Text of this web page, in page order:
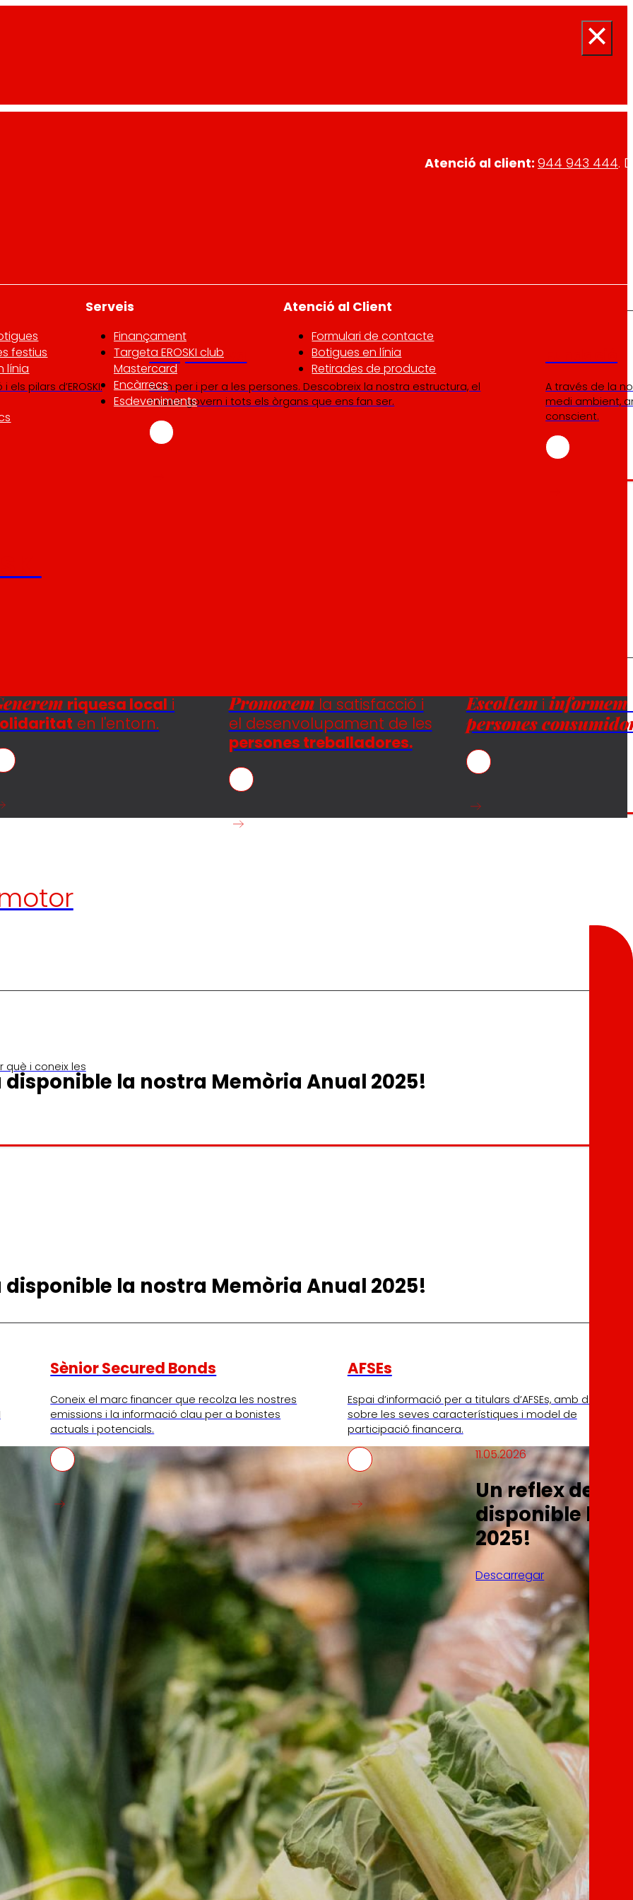
pilars d’EROSKI.
Cooperativa
Som per i per a les persones. Descobreix la nostra estructura, el
nostre govern i tots els òrgans que ens fan ser.
A través de la
medi ambient,
conscient.
riquesa local i
en l'entorn.
Promovemla satisfacció i
el desenvolupament de les
persones treballadores.
Escoltemi informem
persones
què i coneix les
Sènior Secured Bonds
Coneix el marc financer que recolza les nostres
emissions i la informació clau per a bonistes
actuals i potencials.
AFSEs
Espai d’informació per a titulars d’AFSEs, amb detall
sobre les seves característiques i model de
participació financera.
abast.
Atenció al client: 944 943 444.
festius
línia
Serveis
Finançament
Targeta EROSKI club
Mastercard
Encàrrecs
Esdeveniments
Atenció al Client
Formulari de contacte
Botigues en línia
Retirades de producte
disponible la nostra Memòria Anual 2025!
disponible la nostra Memòria Anual 2025!
11.05.2026
Un reflex del
disponible la
2025!
Descarregar